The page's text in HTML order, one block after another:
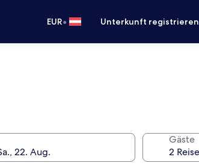
EUR• Unterkunft registrieren
Gäste